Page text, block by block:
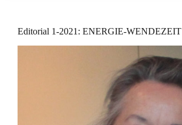
Editorial 1-2021: ENERGIE-WENDEZEIT